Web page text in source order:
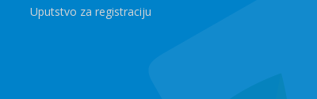
Uputstvo za registraciju